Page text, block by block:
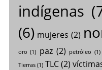
indígenas
(6) mujeres (2)
oro (1) paz (2) petróleo (1)
Tierras(1) TLC(2)